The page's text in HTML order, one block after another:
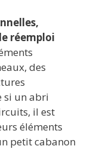
réemploi
des
si un abri
il est
éléments
petit cabanon